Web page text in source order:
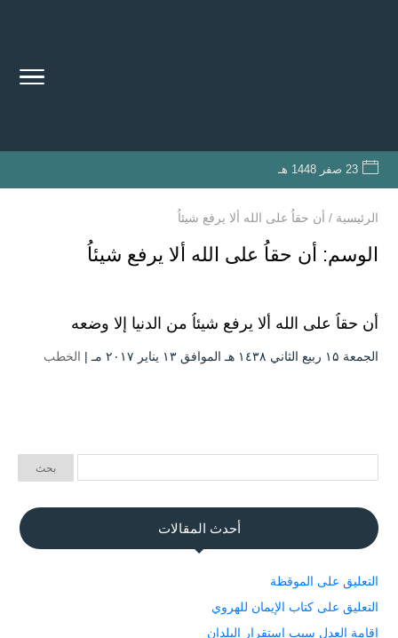
23 صفر 1448 هـ
الرئيسية / أن حقاُ على الله ألا يرفع شيئاُ
الوسم: أن حقاُ على الله ألا يرفع شيئاُ
أن حقاُ على الله ألا يرفع شيئاُ من الدنيا إلا وضعه
الجمعة ۱۵ ربيع الثاني ۱٤۳۸ هـ الموافق ۱۳ يناير ۲۰۱۷ مـ | الخطب
أحدث المقالات
التعليق على الموقظة
التعليق على كتاب الإيمان للهروي
إقامة العدل سبب استقرار البلدان